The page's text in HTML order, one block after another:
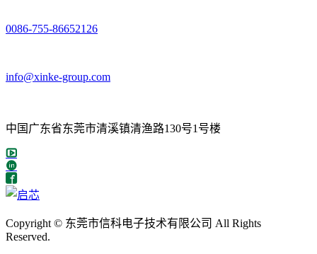
0086-755-86652126
info@xinke-group.com
中国广东省东莞市清溪镇清渔路130号1号楼
Copyright © 东莞市信科电子技术有限公司 All Rights
Reserved.